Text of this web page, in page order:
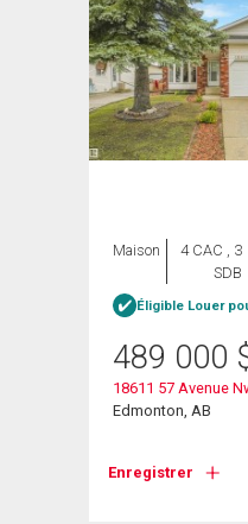
Maison
4 CAC , 3
SDB
Éligible Louer
489 000
18611 57 Avenue
Edmonton, AB
Enregistrer